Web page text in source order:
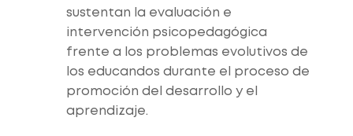
sustentan la evaluación e
intervención psicopedagógica
frente a los problemas evolutivos de
los educandos durante el proceso de
promoción del desarrollo y el
aprendizaje.